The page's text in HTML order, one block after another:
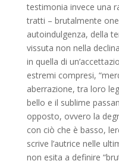
testimonia invece una
tratti – brutalmente
autoindulgenza, della
vissuta non nella
in quella di
estremi compresi,
aberrazione, tra loro
bello e il sublime
opposto, ovvero la
con ciò che è basso,
scrive l’autrice nelle
non esita a definire